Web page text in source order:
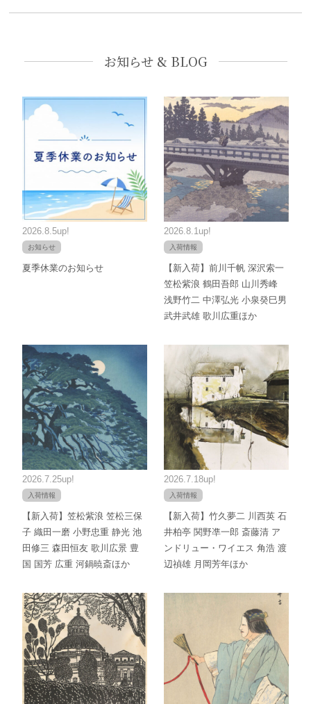
お知らせ & BLOG
2026.8.5up!
お知らせ
夏季休業のお知らせ
2026.8.1up!
入荷情報
【新入荷】前川千帆 深沢索一
笠松紫浪 鶴田吾郎 山川秀峰
浅野竹二 中澤弘光 小泉癸巳男
武井武雄 歌川広重ほか
2026.7.25up!
入荷情報
【新入荷】笠松紫浪 笠松三保
子 織田一磨 小野忠重 静光 池
田修三 森田恒友 歌川広景 豊
国 国芳 広重 河鍋暁斎ほか
2026.7.18up!
入荷情報
【新入荷】竹久夢二 川西英 石
井柏亭 関野凖一郎 斎藤清 ア
ンドリュー・ワイエス 角浩 渡
辺禎雄 月岡芳年ほか